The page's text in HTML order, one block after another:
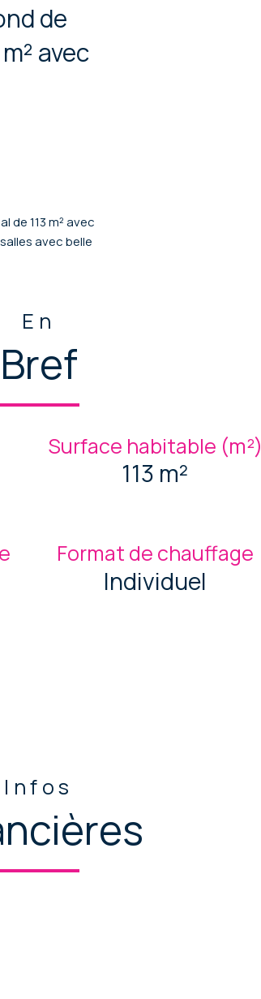
de
avec
de 113 m² avec
avec belle
En
Bref
Surface habitable (m²)
113 m²
Format de chauffage
Individuel
Infos